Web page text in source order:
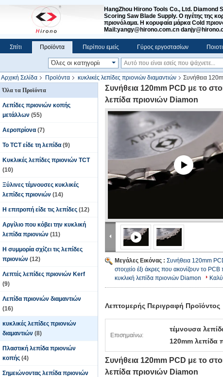
HangZhou Hirono Tools Co., Ltd. Diamond
Scoring Saw Blade Supply. Ο ηγέτης της
πριονόλαμα. Η κορυφαία μάρκα Cold
Mail:yangy@hirono.com.cn
Σπίτι Προϊόντα Περίπου εμείς Γύρος εργοστασίων
Αρχική Σελίδα Προϊόντα κυκλικές λεπίδες πριονιών διαμαντιών
Συνήθεια
πριονιών Diamon
Όλα τα Προϊόντα
Λεπίδες πριονιών κοπής
μετάλλων (55)
Αεροπρίονα (7)
Το TCT είδε τη λεπίδα (9)
Κυκλικές λεπίδες πριονιών TCT
(10)
Ξύλινες τέμνουσες κυκλικές
λεπίδες πριονιών (14)
Η επιτροπή είδε τις λεπίδες (12)
Αργίλιο που κόβει την κυκλική
λεπίδα πριονιών (11)
Η συμμορία σχίζει τις λεπίδες
πριονιών (12)
Λεπτές λεπίδες πριονιών Kerf
(9)
Λεπίδα πριονιών διαμαντιών
(16)
κυκλικές λεπίδες πριονιών
διαμαντιών (8)
Πλαστική λεπίδα πριονιών
κοπής (4)
Σημειώνοντας λεπίδα πριονιών
Συνήθεια 120mm PCD με το
λεπίδα πριονιών Diamon
Μεγάλες Εικόνας : Συνήθεια 120mm
στοιχείο έξι άκρες που ακονίζουν το PCB
κυκλική λεπίδα πριονιών Diamon
Λεπτομερής Περιγραφή Προϊόντος
Επισημαίνω:
τέμνουσα
120mm λεπίδα
Συνήθεια 120mm PCD με το
λεπίδα πριονιών Diamon